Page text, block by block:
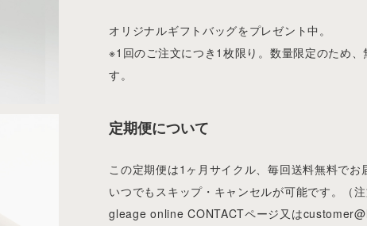
オリジナルギフトバッグをプレゼント中。
※1回のご注文につき1枚限り。数量限定のため、
す。
定期便について
この定期便は1ヶ月サイクル、毎回送料無料でお
いつでもスキップ・キャンセルが可能です。（
gleage online CONTACTページ又は